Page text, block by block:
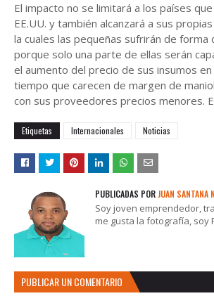
El impacto no se limitará a los países
EE.UU. y también alcanzará a sus
la cuales las pequeñas sufrirán de forma
porque solo una parte de ellas serán
el aumento del precio de sus insumos
tiempo que carecen de margen de
con sus proveedores precios menores.
Etiquetas Internacionales Noticias
PUBLICADAS PORJUAN SANTANA
Soy joven emprendedor,
me gusta la fotografía, soy
PUBLICAR UN COMENTARIO